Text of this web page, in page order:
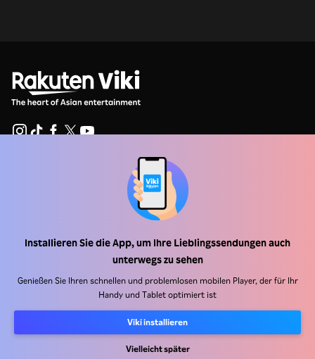
Installieren Sie die App, um Ihre Lieblingssendungen auch
unterwegs zu sehen
Genießen Sie Ihren schnellen und problemlosen mobilen Player, der für Ihr
Handy und Tablet optimiert ist
Viki installieren
Vielleicht später
Arbeiten Sie mit uns zusammen
Pressezentrum
Datenschutzrichtlinie